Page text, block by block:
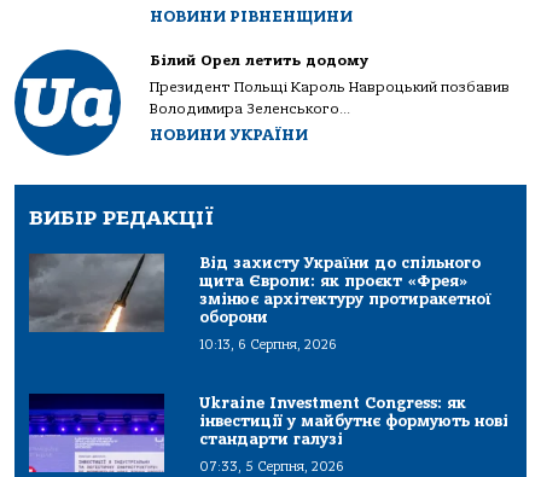
НОВИНИ РІВНЕНЩИНИ
Білий Орел летить додому
Президент Польщі Кароль Навроцький позбавив
Володимира Зеленського...
НОВИНИ УКРАЇНИ
ВИБІР РЕДАКЦІЇ
Від захисту України до спільного
щита Європи: як проєкт «Фрея»
змінює архітектуру протиракетної
оборони
10:13, 6 Серпня, 2026
Ukraine Investment Congress: як
інвестиції у майбутнє формують нові
стандарти галузі
07:33, 5 Серпня, 2026